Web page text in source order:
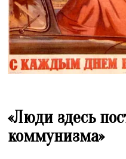
«Люди здесь
коммунизма»